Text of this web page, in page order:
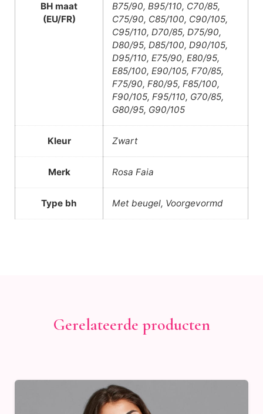
BH maat
(EU/FR)
B75/90, B95/110, C70/85,
C75/90, C85/100, C90/105,
C95/110, D70/85, D75/90,
D80/95, D85/100, D90/105,
D95/110, E75/90, E80/95,
E85/100, E90/105, F70/85,
F75/90, F80/95, F85/100,
F90/105, F95/110, G70/85,
G80/95, G90/105
Kleur Zwart
Merk Rosa Faia
Type bh Met beugel, Voorgevormd
Gerelateerde producten